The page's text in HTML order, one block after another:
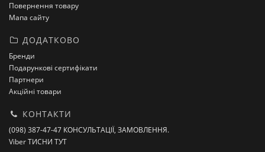
Повернення товару
Мапа сайту
ДОДАТКОВО
Бренди
Подарункові сертифікати
Партнери
Акційні товари
КОНТАКТИ
(098) 387-47-47 КОНСУЛЬТАЦІЇ, ЗАМОВЛЕННЯ.
Viber ТИСНИ ТУТ